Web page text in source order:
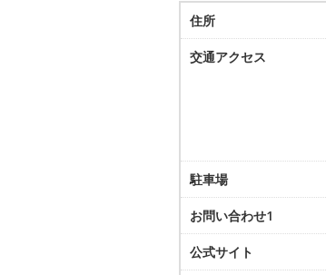
住所
交通アクセス
駐車場
お問い合わせ1
公式サイト